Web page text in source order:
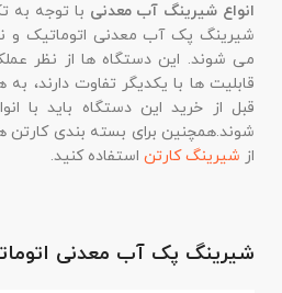
انواع شیرینگ آب معدنی با توجه به
شیرینگ پک آب معدنی اتوماتیک و
می شوند. این دستگاه ها از نظر
قابلیت ها با یکدیگر تفاوت دارند،
قبل از خرید این دستگاه باید با
شوند.همچنین برای بسته بندی کارتن
از شیرینگ کارتن استفاده کنید.
شیرینگ پک آب معدنی